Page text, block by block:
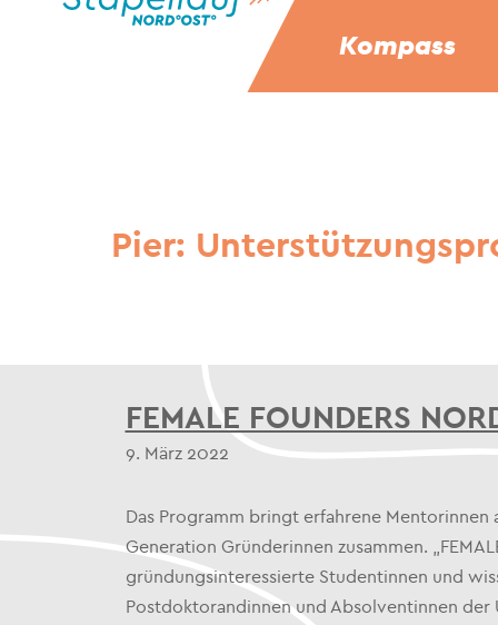
Kompass
Pier:
FEMALE FOUNDERS
9. März 2022
Das Programm bringt erfahrene
Generation Gründerinnen zusammen.
gründungsinteressierte Studentinnen und
Postdoktorandinnen und Absolventinnen